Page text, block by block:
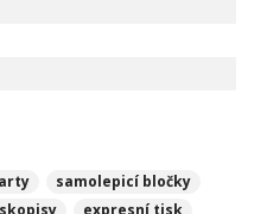
samolepicí bločky
expresní tisk